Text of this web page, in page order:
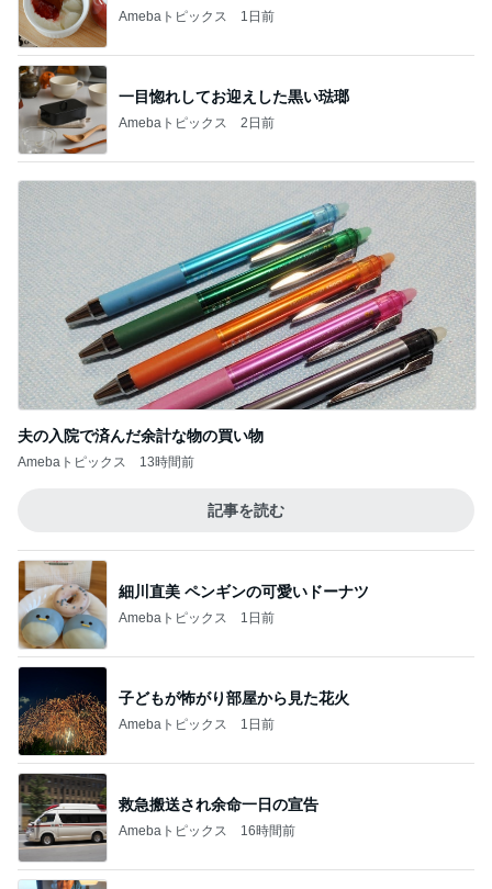
Amebaトピックス 1日前
一目惚れしてお迎えした黒い琺瑯
Amebaトピックス 2日前
夫の入院で済んだ余計な物の買い物
Amebaトピックス 13時間前
記事を読む
細川直美 ペンギンの可愛いドーナツ
Amebaトピックス 1日前
子どもが怖がり部屋から見た花火
Amebaトピックス 1日前
救急搬送され余命一日の宣告
Amebaトピックス 16時間前